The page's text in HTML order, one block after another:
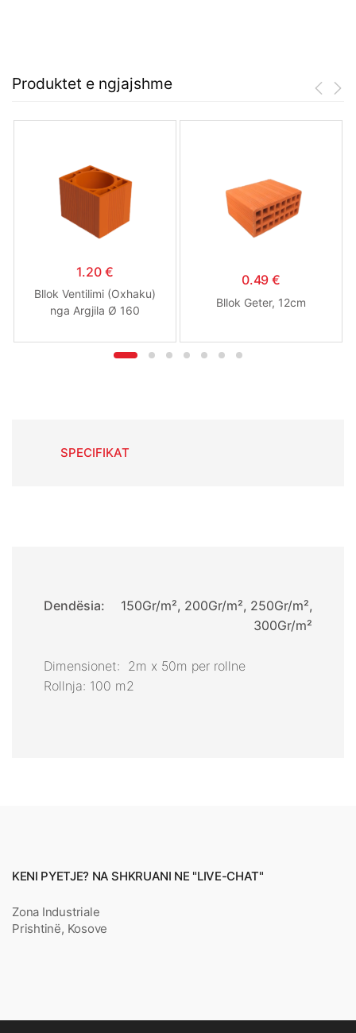
Produktet e ngjajshme
1.20 €
Bllok Ventilimi (Oxhaku)
nga Argjila Ø 160
0.49€
Bllok Geter, 12cm
SPECIFIKAT
Dendësia:
150Gr/m², 200Gr/m², 250Gr/m²,
300Gr/m²
Dimensionet: 2m x 50m per rollne
Rollnja: 100 m2
KENI PYETJE? NA SHKRUANI NE "LIVE-CHAT"
Zona Industriale
Prishtinë, Kosove